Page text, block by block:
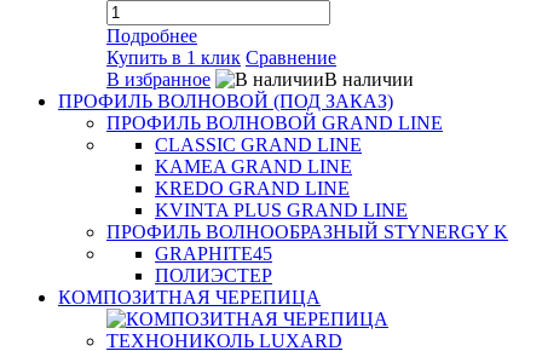
Подробнее
Купить в 1 клик Сравнение
В избранное
В наличии
ПРОФИЛЬ ВОЛНОВОЙ (ПОД ЗАКАЗ)
ПРОФИЛЬ ВОЛНОВОЙ GRAND LINE
CLASSIC GRAND LINE
KAMEA GRAND LINE
KREDO GRAND LINE
KVINTA PLUS GRAND LINE
ПРОФИЛЬ ВОЛНООБРАЗНЫЙ STYNERGY K
GRAPHITE45
ПОЛИЭСТЕР
КОМПОЗИТНАЯ ЧЕРЕПИЦА